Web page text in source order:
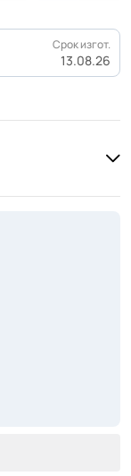
Срок изгот.
13.08.26